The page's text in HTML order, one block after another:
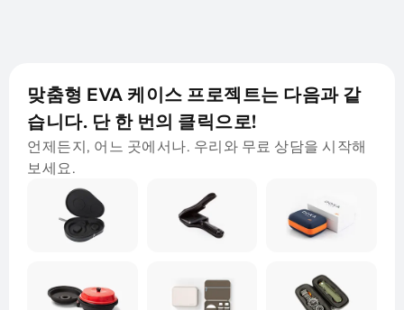
맞춤형 EVA 케이스 프로젝트는 다음과 같
습니다. 단 한 번의 클릭으로!
언제든지, 어느 곳에서나. 우리와 무료 상담을 시작해
보세요.